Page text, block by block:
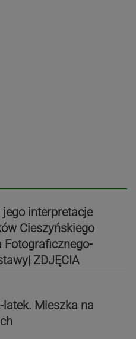
jego interpretacje
Cieszyńskiego
Fotograficznego-
ZDJĘCIA
Mieszka na